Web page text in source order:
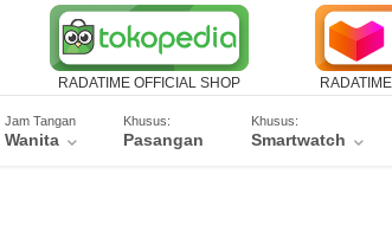
RADATIME OFFICIAL SHOP
Jam Tangan
Wanita
Khusus:
Pasangan
Khusus:
Smartwatch